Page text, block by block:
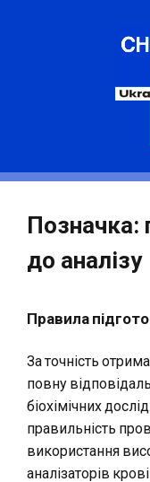
Позначка:
до аналізу
Правила
За точність
повну
біохімічних
правильність
використання
аналізаторів